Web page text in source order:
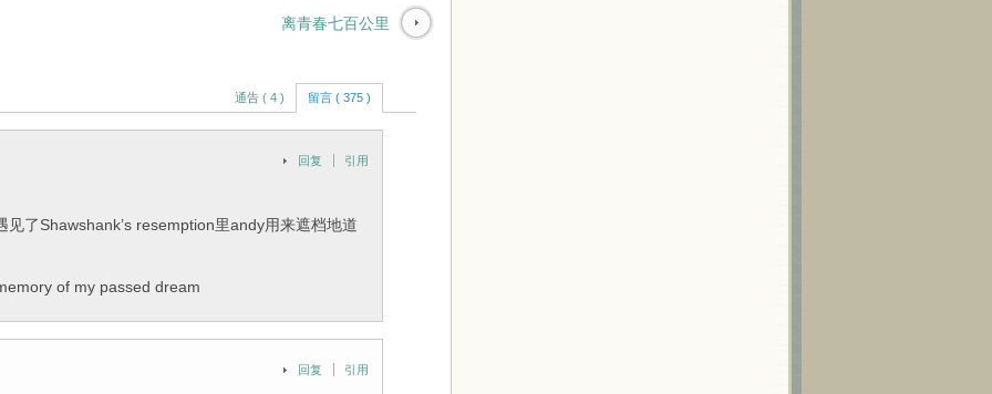
离青春七百公里
通告 ( 4 ) 留言 ( 375 )
回复 引用
了Shawshank’s resemption里andy用来遮档地道
of my passed dream
回复 引用